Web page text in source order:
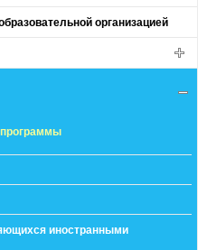
организацией
иностранными